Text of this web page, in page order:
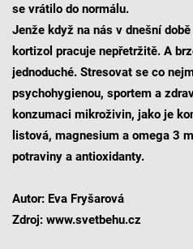
se vrátilo do normálu.
Jenže když na nás v dnešní
kortizol pracuje nepřetržitě. A
jednoduché. Stresovat se co
psychohygienou, sportem a
konzumaci mikroživin, jako je
listová, magnesium a omega 3
potraviny a antioxidanty.
Autor: Eva Fryšarová
Zdroj: www.svetbehu.cz